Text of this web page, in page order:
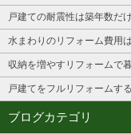
戸建ての耐震性は築年数だ
水まわりのリフォーム費用
収納を増やすリフォームで
戸建てをフルリフォームす
ブログカテゴリ